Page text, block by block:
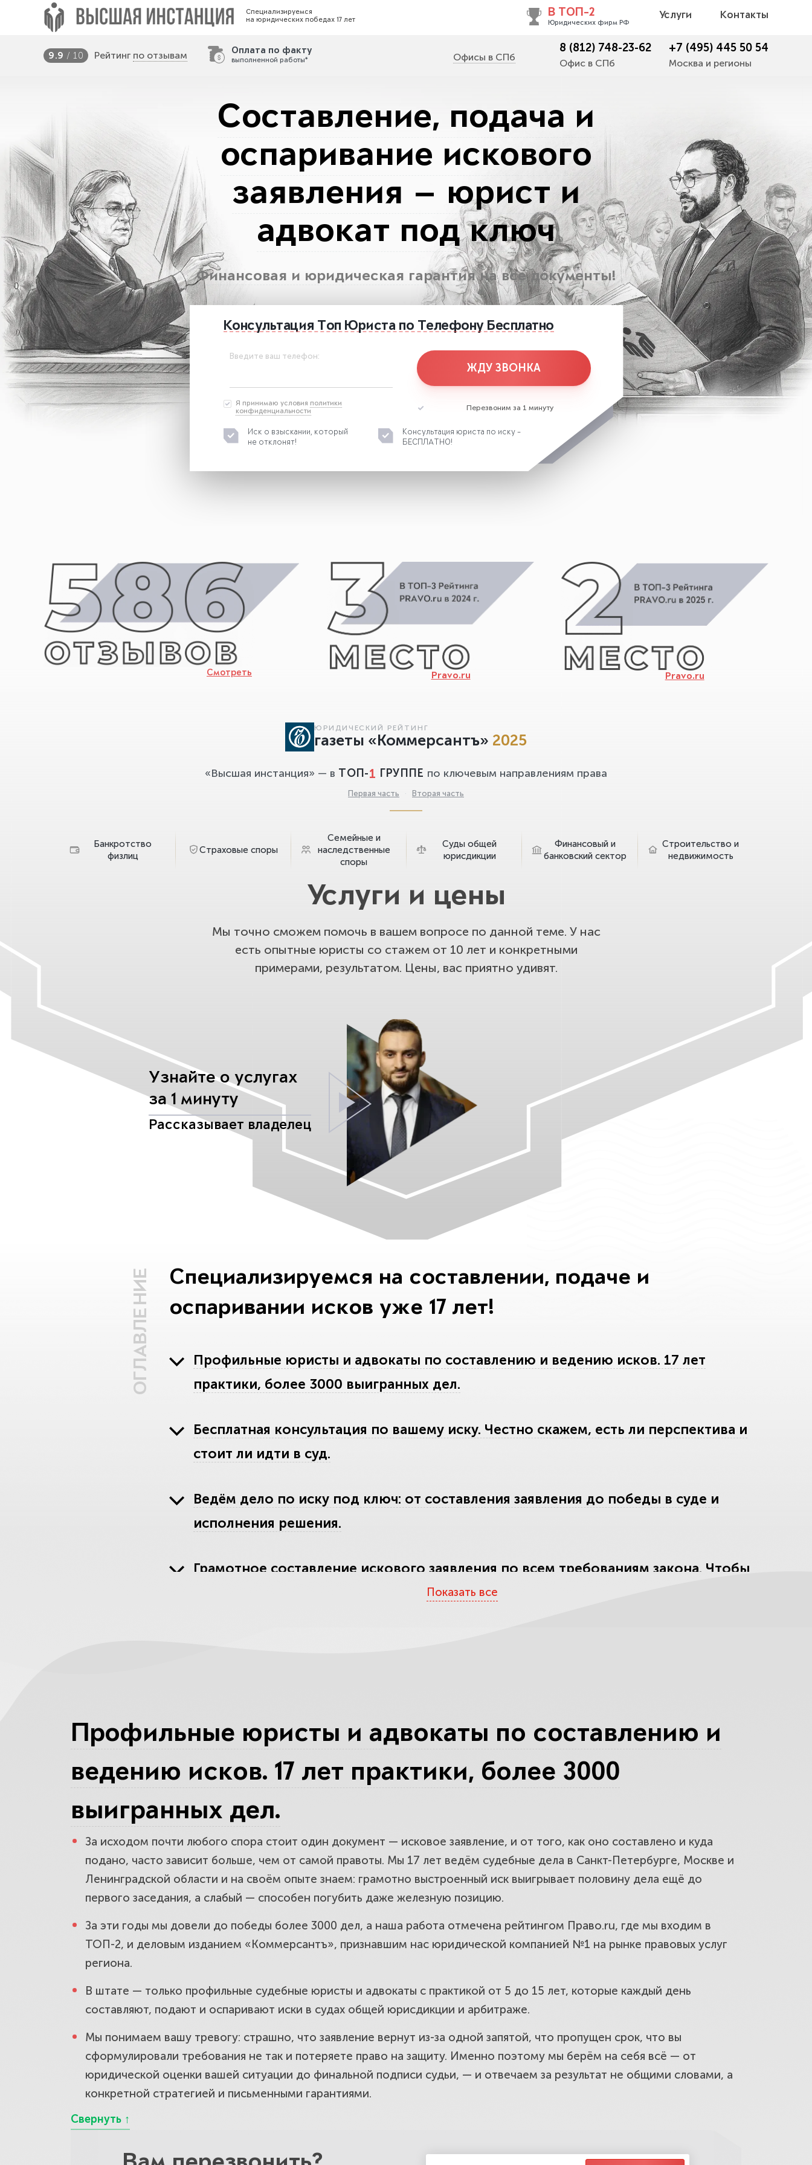
Специализируемся
на юридических победах 17 лет
Услуги Контакты
В ТОП-2
Юридических фирм РФ
9.9 / 10 Рейтинг по отзывам Оплата по факту
выполненной работы* Офисы в СПб
8 (812) 748-23-62
Офис в СПб
+7 (495) 445 50 54
Москва и регионы
Составление, подача и
оспаривание искового
заявления — юрист и
адвокат под ключ
Финансовая и юридическая гарантия на все документы!
Консультация Топ Юриста по Телефону Бесплатно
Введите ваш телефон:
ЖДУ ЗВОНКА
Я принимаю условия политики
конфиденциальности
Перезвоним за 1 минуту
Иск о взыскании, который
не отклонят!
Консультация юриста по иску -
БЕСПЛАТНО!
Смотреть Pravo.ru Pravo.ru
ЮРИДИЧЕСКИЙ РЕЙТИНГ
газеты «Коммерсантъ» 2025
«Высшая инстанция» — в ТОП-1 ГРУППЕ по ключевым направлениям права
Первая часть · Вторая часть
Банкротство
физлиц
Страховые споры
Семейные и
наследственные
споры
Суды общей
юрисдикции
Финансовый и
банковский сектор
Строительство и
недвижимость
Услуги и цены
Мы точно сможем помочь в вашем вопросе по данной теме. У нас
есть опытные юристы со стажем от 10 лет и конкретными
примерами, результатом. Цены, вас приятно удивят.
Узнайте о услугах
за 1 минуту
Рассказывает владелец
ОГЛАВЛЕНИЕ
Специализируемся на составлении, подаче и
оспаривании исков уже 17 лет!
Профильные юристы и адвокаты по составлению и ведению исков. 17 лет
практики, более 3000 выигранных дел.
Бесплатная консультация по вашему иску. Честно скажем, есть ли перспектива и
стоит ли идти в суд.
Ведём дело по иску под ключ: от составления заявления до победы в суде и
исполнения решения.
Грамотное составление искового заявления по всем требованиям закона. Чтобы
можно закрыть без суда.
Вам предъявили иск? Оспорим требования, подготовим возражения и встречное
заявление.
Готовим иски любой сложности: взыскание долгов, устранение препятствий,
снятие с регистрационного учёта.
проигранные дела.
Обеспечительные меры и арест имущества ответчика. Чтобы выигранное
решение реально исполнилось.
Сроки исковой давности: не упустите право на защиту. Проверим и восстановим
пропущенный срок.
Показать все
Профильные юристы и адвокаты по составлению и
ведению исков. 17 лет практики, более 3000
выигранных дел.
За исходом почти любого спора стоит один документ — исковое заявление, и от того, как оно составлено и куда
подано, часто зависит больше, чем от самой правоты. Мы 17 лет ведём судебные дела в Санкт-Петербурге, Москве и
Ленинградской области и на своём опыте знаем: грамотно выстроенный иск выигрывает половину дела ещё до
первого заседания, а слабый — способен погубить даже железную позицию.
За эти годы мы довели до победы более 3000 дел, а наша работа отмечена рейтингом Право.ru, где мы входим в
ТОП-2, и деловым изданием «Коммерсантъ», признавшим нас юридической компанией №1 на рынке правовых услуг
региона.
В штате — только профильные судебные юристы и адвокаты с практикой от 5 до 15 лет, которые каждый день
составляют, подают и оспаривают иски в судах общей юрисдикции и арбитраже.
Мы понимаем вашу тревогу: страшно, что заявление вернут из-за одной запятой, что пропущен срок, что вы
сформулировали требования не так и потеряете право на защиту. Именно поэтому мы берём на себя всё — от
юридической оценки вашей ситуации до финальной подписи судьи, — и отвечаем за результат не общими словами, а
конкретной стратегией и письменными гарантиями.